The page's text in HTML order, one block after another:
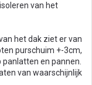
van het
het dak ziet er van
purschuim +-3cm,
en pannen.
van waarschijnlijk